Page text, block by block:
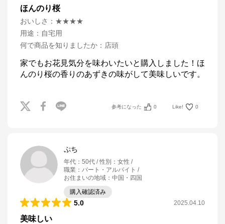
ほんのり桜
おいしさ ： ★★★★
用途 ： 自宅用
何で商品を知りましたか ： 店頭
家でもお花見気分を味わいたいと購入しました！ほ
んのり桜の香りのあずきの味がして美味しいです。
参考になった 0 Like! 0
ぷち
年代 ： 50代 性別 ： 女性
職業 ： パート・アルバイト
お住まいの地域 ： 中国・四国
購入確認済み
5.0 2025.04.10
美味しい